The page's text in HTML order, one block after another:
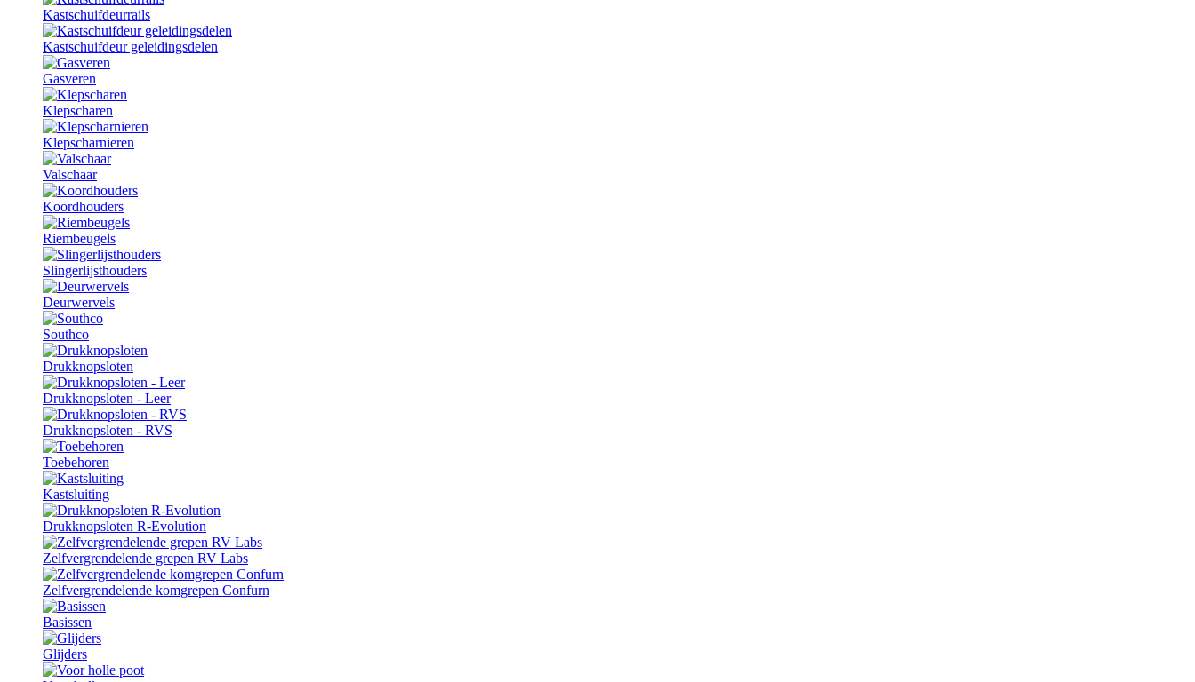
Kastschuifdeurrails
Kastschuifdeur geleidingsdelen
Gasveren
Klepscharen
Klepscharnieren
Valschaar
Koordhouders
Riembeugels
Slingerlijsthouders
Deurwervels
Southco
Drukknopsloten
Drukknopsloten - Leer
Drukknopsloten - RVS
Toebehoren
Kastsluiting
Drukknopsloten R-Evolution
Zelfvergrendelende grepen RV Labs
Zelfvergrendelende komgrepen Confurn
Basissen
Glijders